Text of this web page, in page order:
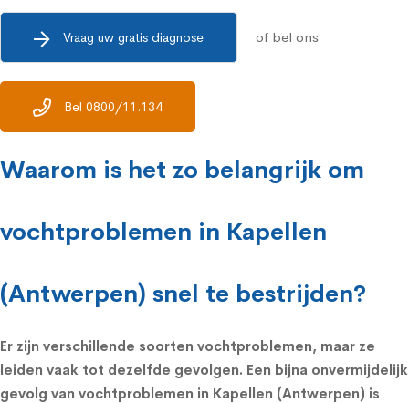
Vraag uw gratis diagnose of bel ons
Bel 0800/11.134
Waarom is het zo belangrijk om
vochtproblemen in Kapellen
(Antwerpen) snel te bestrijden?
Er zijn verschillende soorten vochtproblemen, maar ze
leiden vaak tot dezelfde gevolgen. Een bijna onvermijdelijk
gevolg van vochtproblemen in Kapellen (Antwerpen) is